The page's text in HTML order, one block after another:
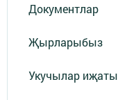
Документлар
Җырларыбыз
Укучылар иҗаты